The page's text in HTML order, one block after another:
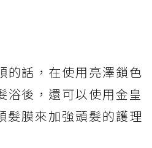
的話，在使用亮澤鎖色
浴後，還可以使用金皇
髮膜來加強頭髮的護理